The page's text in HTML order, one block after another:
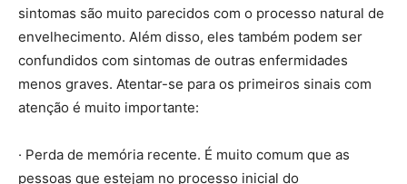
sintomas são muito parecidos com o processo natural de
envelhecimento. Além disso, eles também podem ser
confundidos com sintomas de outras enfermidades
menos graves. Atentar-se para os primeiros sinais com
atenção é muito importante:
· Perda de memória recente. É muito comum que as
pessoas que estejam no processo inicial do